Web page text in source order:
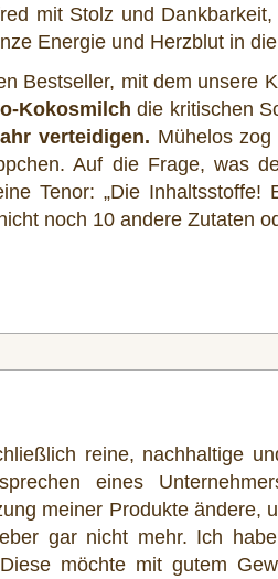
mit Stolz und
Energie und Herzblut in
Bestseller, mit dem unsere
Kokosmilch die kritischen
verteidigen. Mühelos
Auf die Frage, was
Tenor: „Die
noch 10 andere Zutaten
reine, nachhaltige
eines
meiner Produkte ändere,
gar nicht mehr. Ich
möchte mit gutem